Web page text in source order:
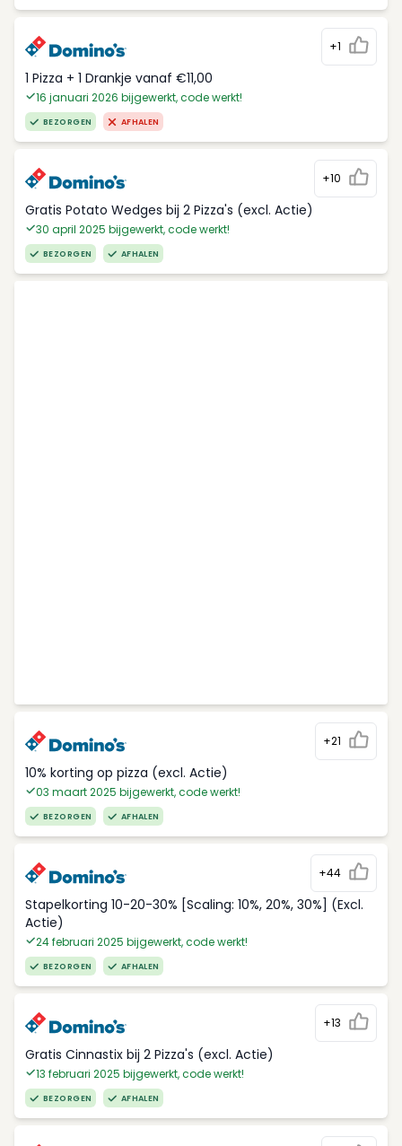
+1
1 Pizza + 1 Drankje vanaf €11,00
16 januari 2026 bijgewerkt, code werkt!
BEZORGEN AFHALEN
+10
Gratis Potato Wedges bij 2 Pizza's (excl. Actie)
30 april 2025 bijgewerkt, code werkt!
BEZORGEN AFHALEN
+21
10% korting op pizza (excl. Actie)
03 maart 2025 bijgewerkt, code werkt!
BEZORGEN AFHALEN
+44
Stapelkorting 10-20-30% [Scaling: 10%, 20%, 30%] (Excl.
Actie)
24 februari 2025 bijgewerkt, code werkt!
BEZORGEN AFHALEN
+13
Gratis Cinnastix bij 2 Pizza's (excl. Actie)
13 februari 2025 bijgewerkt, code werkt!
BEZORGEN AFHALEN